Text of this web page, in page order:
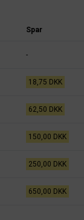
Spar
-
18,75 DKK
62,50 DKK
150,00 DKK
250,00 DKK
650,00 DKK